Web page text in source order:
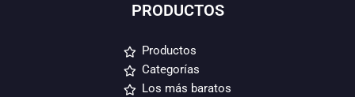
PRODUCTOS
Productos
Categorías
Los más baratos